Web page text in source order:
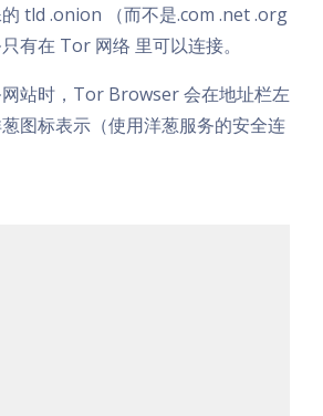
tld .onion （而不是.com .net .org
有在 Tor 网络 里可以连接。
站时，Tor Browser 会在地址栏左
图标表示（使用洋葱服务的安全连